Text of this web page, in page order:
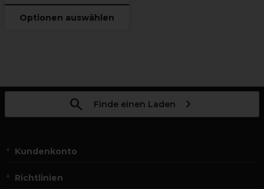
Optionen auswählen
Finde einen Laden
Kundenkonto
Richtlinien